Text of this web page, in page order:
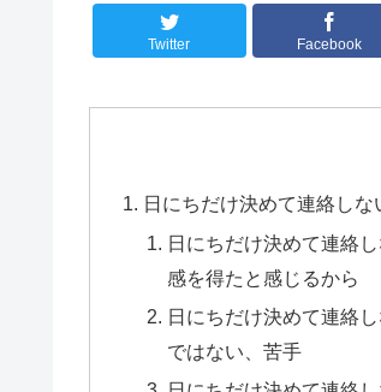
Twitter Facebook
日にちだけ決めて連絡し
日にちだけ決めて連絡
感を得たと感じるから
日にちだけ決めて連絡
ではない、苦手